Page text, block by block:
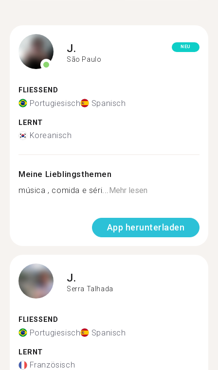
J.
São Paulo
NEU
FLIESSEND
Portugiesisch Spanisch
LERNT
Koreanisch
Meine Lieblingsthemen
música , comida e séri...Mehr lesen
App herunterladen
J.
Serra Talhada
FLIESSEND
Portugiesisch Spanisch
LERNT
Französisch